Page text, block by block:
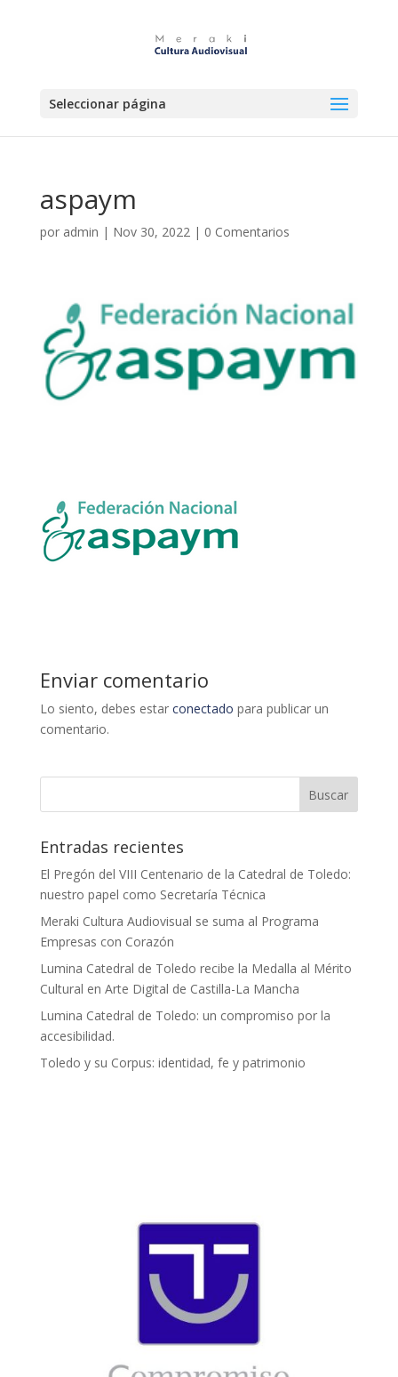
Seleccionar página
aspaym
por admin | Nov 30, 2022| 0 Comentarios
Enviar comentario
Lo siento, debes estar conectado para publicar un
comentario.
Entradas recientes
El Pregón del VIII Centenario de la Catedral de Toledo:
nuestro papel como Secretaría Técnica
Meraki Cultura Audiovisual se suma al Programa
Empresas con Corazón
Lumina Catedral de Toledo recibe la Medalla al Mérito
Cultural en Arte Digital de Castilla-La Mancha
Lumina Catedral de Toledo: un compromiso por la
accesibilidad.
Toledo y su Corpus: identidad, fe y patrimonio